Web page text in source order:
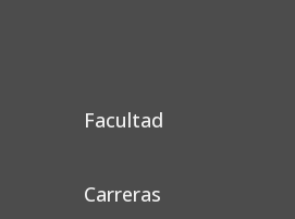
Facultad
Carreras